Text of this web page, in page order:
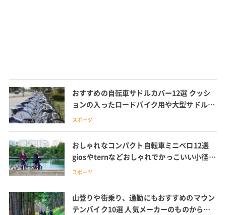
おすすめの自転車サドルカバー12選 クッシ
ョンの入ったロードバイク用や大型サドルカ
バーも紹介
スポーツ
おしゃれなコンパクト自転車ミニベロ12選
giosやternなどおしゃれでかっこいい小径自
転車を紹介
スポーツ
山登りや街乗り、通勤にもおすすめのマウン
テンバイク10選 人気メーカーのものから比